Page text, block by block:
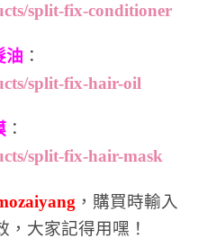
split-fix-conditioner
油 ：
split-fix-hair-oil
：
split-fix-hair-mask
，購買時輸入
，大家記得用嘿！